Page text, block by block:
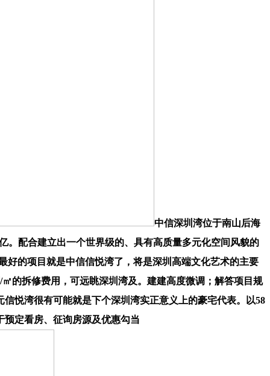
中信深圳湾位于南山后海
。配合建立出一个世界级的、具有高质量多元化空间风貌的
好的项目就是中信信悦湾了，将是深圳高端文化艺术的主要
的拆修费用，可远眺深圳湾及。建建高度微调；解答项目规
悦湾很有可能就是下个深圳湾实正意义上的豪宅代表。以58
定看房、征询房源及优惠勾当